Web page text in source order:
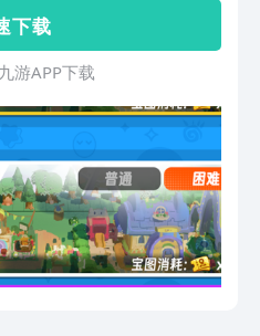
离击倒对手；「红巾熊猫」：
竹子造成范围控制，限制敌人
瓦拉」：释放治愈光环，为
续恢复。战斗中，玩家可通过
到技能商店购买随机能力，
高大范围伤害）”“万花筒（随
”等，实现技能组合的千变
战局都是全新的策略实验
·撤！原始丛林的生存法则】
资源—激烈对抗—战略撤
环，打造高自由度的轻竞技
夺：从各类地图中获得基础
下 载
游APP下载